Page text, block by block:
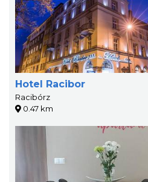
Hotel Racibor
Racibórz
0.47 km